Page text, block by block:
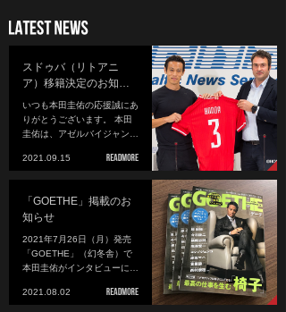
スドゥバ（リトアニ
ア）移籍決定のお知…
いつも本田圭佑の応援誠にあ
りがとうございます。 本田
圭佑は、アゼルバイジャン…
2021.09.15
「GOETHE」掲載のお
知らせ
2021年7月26日（月）発売
「GOETHE」（幻冬舎）で
本田圭佑がインタビューに…
2021.08.02